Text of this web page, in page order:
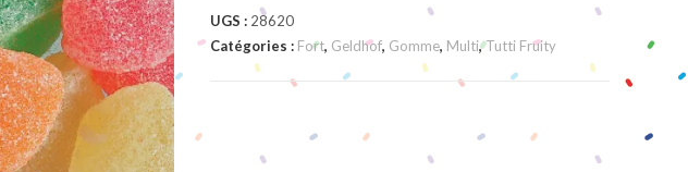
UGS : 28620
Catégories : Fort, Geldhof, Gomme, Multi,Tutti Fruity